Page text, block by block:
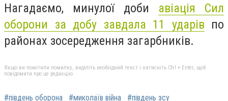
Нагадаємо, минулої доби авіація Сил
оборони за добу завдала 11 ударів по
районах зосередження загарбників.
Якщо ви помітили помилку, виділіть необхідний текст і натисніть Ctrl + Enter, щоб
повідомити про це редакцію
#південь оборона #миколаїв війна
#південь зсу